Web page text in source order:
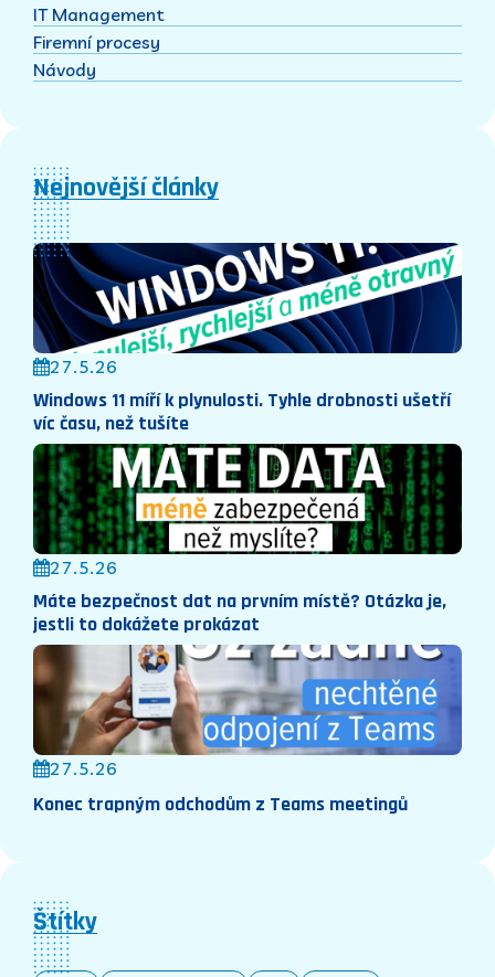
IT Management
Firemní procesy
Návody
Nejnovější články
27.5.26
Windows 11 míří k plynulosti. Tyhle drobnosti ušetří
víc času, než tušíte
27.5.26
Máte bezpečnost dat na prvním místě? Otázka je,
jestli to dokážete prokázat
27.5.26
Konec trapným odchodům z Teams meetingů
Štítky